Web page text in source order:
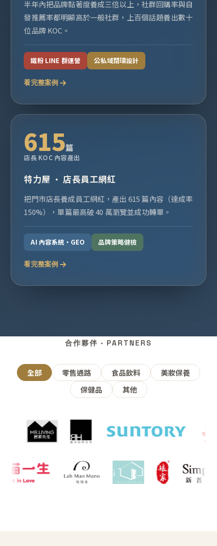
半年內把品牌黏著度養成三倍以上，社群回購率與自
發推薦率都明顯高於一般社群，上百個話題養出數十
位品牌 KOC。
鐵粉 LINE 群運營 公私域閉環設計
看完整案例
615篇
店長 KOC 內容產出
特力屋 · 店長員工網紅
把門市店長養成員工網紅，產出 615 篇內容（達成率
150%），單篇最高破 40 萬瀏覽並成功轉單。
AI 內容系統・GEO 品牌策略健檢
看完整案例
合作夥伴 · PARTNERS
全部 零售通路 食品飲料
美妝保養
保健品
其他